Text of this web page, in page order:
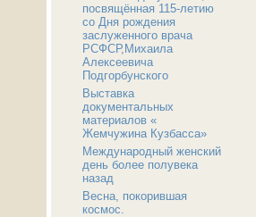
посвящённая 115-летию
со Дня рождения
заслуженного врача
РСФСР,Михаила
Алексеевича
Подгорбунского
Выставка
документальных
материалов «
Жемчужина Кузбасса»
Международный женский
день более полувека
назад
Весна, покорившая
космос.